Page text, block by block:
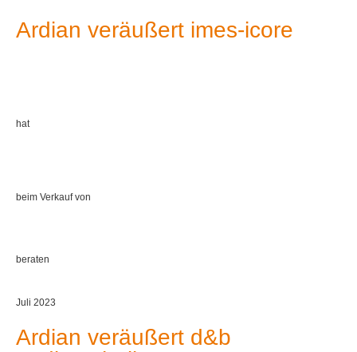
Ardian veräußert imes-icore
hat
beim Verkauf von
beraten
Juli 2023
Ardian veräußert d&b